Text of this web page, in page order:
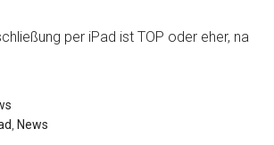
per iPad ist TOP oder eher, na
News